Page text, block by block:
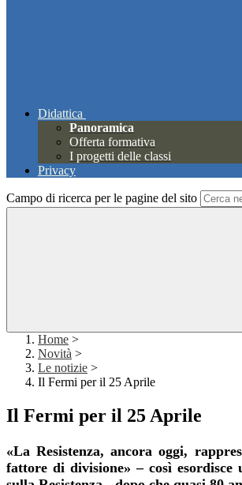
Didattica
Panoramica
Offerta formativa
I progetti delle classi
Privacy
Campo di ricerca per le pagine del sito
Home >
Novità >
Le notizie >
Il Fermi per il 25 Aprile
Il Fermi per il 25 Aprile
«La Resistenza, ancora oggi,
fattore di divisione» – così esordisce